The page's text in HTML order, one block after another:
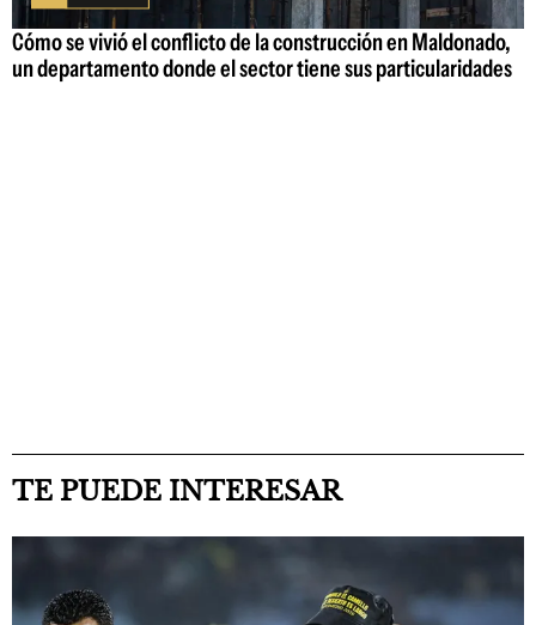
Cómo se vivió el conflicto de la construcción en Maldonado,
un departamento donde el sector tiene sus particularidades
TE PUEDE INTERESAR